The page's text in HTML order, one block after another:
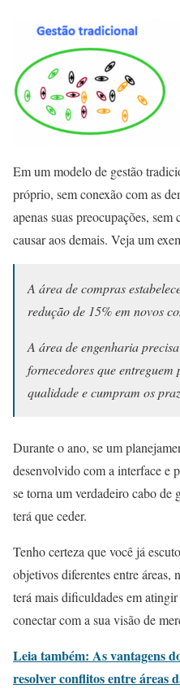
Em um modelo de gestão
próprio, sem conexão com as
apenas suas preocupações,
causar aos demais. Veja um
A área de compras
redução de 15% em novos
A área de engenharia
fornecedores que
qualidade e cumpram os
Durante o ano, se um
desenvolvido com a interface e
se torna um verdadeiro cabo de
terá que ceder.
Tenho certeza que você já
objetivos diferentes entre áreas,
terá mais dificuldades em
conectar com a sua visão de
Leia também: As vantagens
resolver conflitos entre áreas